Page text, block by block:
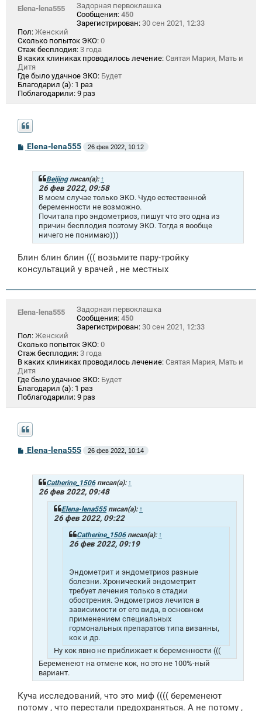
Elena-lena555
Задорная первоклашка
Сообщения: 450
Зарегистрирован: 30 сен 2021, 12:33
Пол: Женский
Сколько попыток ЭКО: 0
Стаж бесплодия: 3 года
В каких клиниках проводилось лечение: Святая Мария, Мать и
Дитя
Где было удачное ЭКО: Будет
Благодарил (а): 1 раз
Поблагодарили: 9 раз
СElena-lena555 26 фев 2022, 10:12
Beijingписал(а): ↑
26 фев 2022, 09:58
В моем случае только ЭКО. Чудо естественной
беременности не возможно.
Почитала про эндометриоз, пишут что это одна из
причин бесплодия поэтому ЭКО. Тогда я вообще
ничего не понимаю)))
Блин блин блин ((( возьмите пару-тройку
консультаций у врачей , не местных
Elena-lena555
Задорная первоклашка
Сообщения: 450
Зарегистрирован: 30 сен 2021, 12:33
Пол: Женский
Сколько попыток ЭКО: 0
Стаж бесплодия: 3 года
В каких клиниках проводилось лечение: Святая Мария, Мать и
Дитя
Где было удачное ЭКО: Будет
Благодарил (а): 1 раз
Поблагодарили: 9 раз
СElena-lena555 26 фев 2022, 10:14
Catherine_1506писал(а): ↑
26 фев 2022, 09:48
Elena-lena555писал(а): ↑
26 фев 2022, 09:22
Catherine_1506писал(а): ↑
26 фев 2022, 09:19
Эндометрит и эндометриоз разные
болезни. Хронический эндометрит
требует лечения только в стадии
обострения. Эндометриоз лечится в
зависимости от его вида, в основном
применением специальных
гормональных препаратов типа визанны,
кок и др.
Ну кок явно не приближает к беременности (((
Беременеют на отмене кок, но это не 100%-ный
вариант.
Куча исследований, что это миф (((( беременеют
потому , что перестали предохраняться. А не потому ,